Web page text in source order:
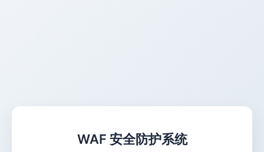
WAF 安全防护系统